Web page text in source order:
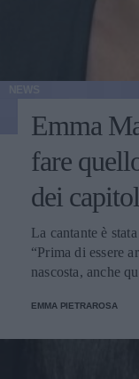
Emma
fare
dei
La cantante è
“Prima di essere
nascosta, anche
EMMA PIETRAROSA